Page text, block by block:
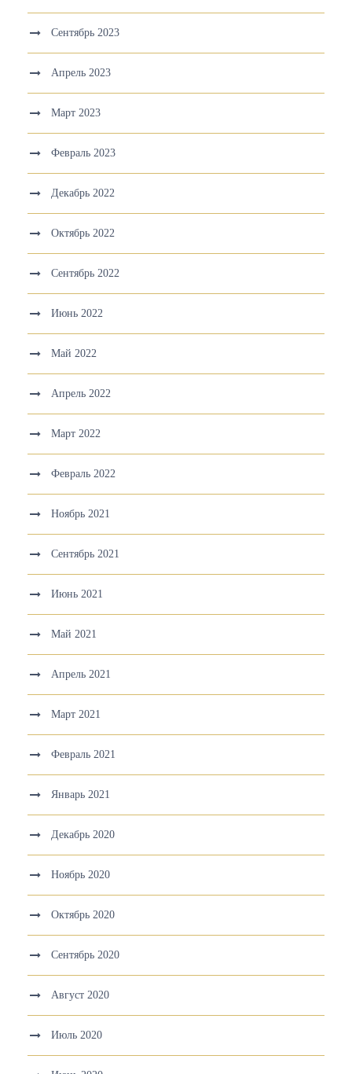
Сентябрь 2023
Апрель 2023
Март 2023
Февраль 2023
Декабрь 2022
Октябрь 2022
Сентябрь 2022
Июнь 2022
Май 2022
Апрель 2022
Март 2022
Февраль 2022
Ноябрь 2021
Сентябрь 2021
Июнь 2021
Май 2021
Апрель 2021
Март 2021
Февраль 2021
Январь 2021
Декабрь 2020
Ноябрь 2020
Октябрь 2020
Сентябрь 2020
Август 2020
Июль 2020